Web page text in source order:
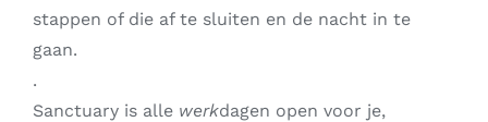
stappen of die af te sluiten en de nacht in te
gaan.
.
Sanctuary is alle werkdagen open voor je,